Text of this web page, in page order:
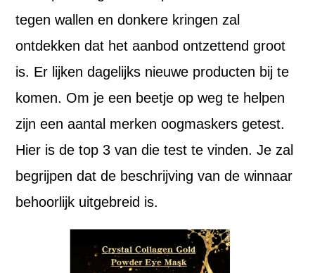
tegen wallen en donkere kringen zal
ontdekken dat het aanbod ontzettend groot
is. Er lijken dagelijks nieuwe producten bij te
komen. Om je een beetje op weg te helpen
zijn een aantal merken oogmaskers getest.
Hier is de top 3 van die test te vinden. Je zal
begrijpen dat de beschrijving van de winnaar
behoorlijk uitgebreid is.